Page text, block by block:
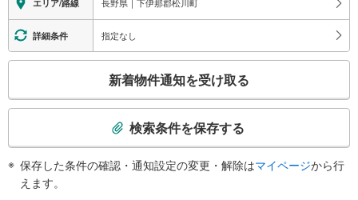
す
る
情
エリア/路線 長野県｜下伊那郡松川町
詳細条件 指定なし
検
新着物件通知を受け取る
検索条件を保存する
保存した条件の確認・通知設定の変更・解除はマイページから行
えます。